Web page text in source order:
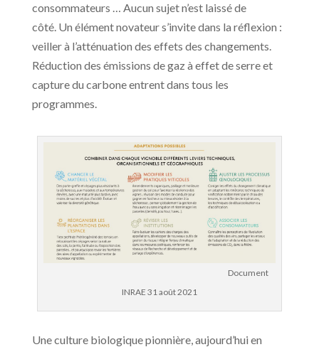
consommateurs … Aucun sujet n’est laissé de
côté. Un élément novateur s’invite dans la réflexion :
veiller à l’atténuation des effets des changements.
Réduction des émissions de gaz à effet de serre et
capture du carbone entrent dans tous les
programmes.
Document
INRAE 31 août 2021
Une culture biologique pionnière, aujourd’hui en